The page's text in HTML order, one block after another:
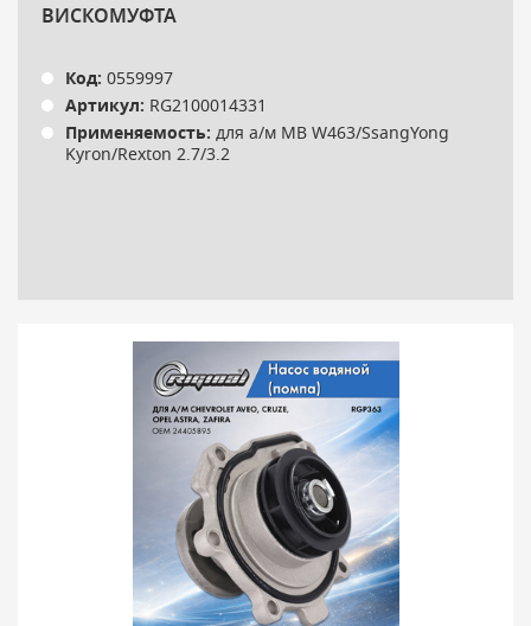
ВИСКОМУФТА
Код: 0559997
Артикул: RG2100014331
Применяемость: для а/м MB W463/SsangYong
Kyron/Rexton 2.7/3.2